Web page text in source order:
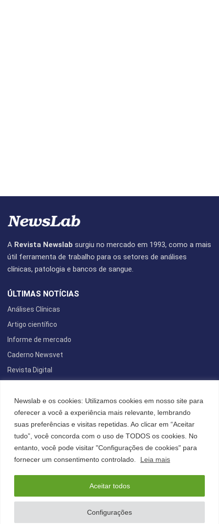
Newslab e os cookies: Utilizamos cookies em nosso site para
oferecer a você a experiência mais relevante, lembrando
suas preferências e visitas repetidas. Ao clicar em “Aceitar
tudo”, você concorda com o uso de TODOS os cookies. No
entanto, você pode visitar "Configurações de cookies" para
fornecer um consentimento controlado.
Leia mais
Configurações
Aceitar todos
A Revista Newslab surgiu no mercado em 1993, como a mais
útil ferramenta de trabalho para os setores de análises
clínicas, patologia e bancos de sangue.
ÚLTIMAS NOTÍCIAS
Análises Clínicas
Artigo científico
Informe de mercado
Caderno Newsvet
Revista Digital
POLÍTICA DE PRIVACIDADE
Cookies
Sobre a NewsLab